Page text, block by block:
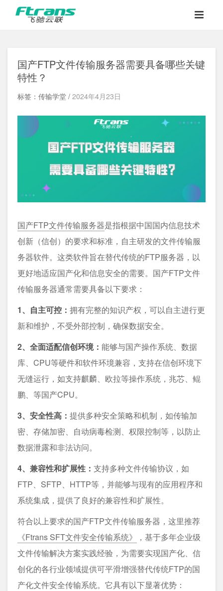
国产FTP文件传输服务器需要具备哪些关键
特性？
标签：传输学堂 / 2024年4月23日
国产FTP文件传输服务器是指根据中国国内信息技术
创新（信创）的要求和标准，自主研发的文件传输服
务器软件。这类软件旨在替代传统的FTP服务器，以
更好地适应国产化和信息安全的需要。国产FTP文件
传输服务器通常需要具备以下要求：
1、自主可控： 拥有完整的知识产权，可以自主进行更
新和维护，不受外部控制，确保数据安全。
2、全面适配信创环境： 能够与国产操作系统、数据
库、CPU等硬件和软件环境兼容，支持在信创环境下
无缝运行，如支持麒麟、欧拉等操作系统，兆芯、鲲
鹏、等国产CPU。
3、安全性高： 提供多种安全策略和机制，如传输加
密、存储加密、自动病毒检测、权限控制等，以防止
数据泄露和非法访问。
4、兼容性和扩展性： 支持多种文件传输协议，如
FTP、SFTP、HTTP等，并能够与现有的应用程序和
系统集成，提供了良好的兼容性和扩展性。
符合以上要求的国产FTP文件传输服务器，这里推荐
《Ftrans SFT文件安全传输系统》
，基于多年企业级
文件传输解决方案实践经验，为需要实现国产化、信
创化的各行业领域提供可平滑增强替代传统FTP的国
产化文件安全传输系统。它具有以下显著优势：